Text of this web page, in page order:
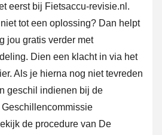
eerst bij Fietsaccu-revisie.nl.
tot een oplossing? Dan helpt
jou gratis verder met
Dien een klacht in via het
. Als je hierna nog niet tevreden
geschil indienen bij de
de procedure van De